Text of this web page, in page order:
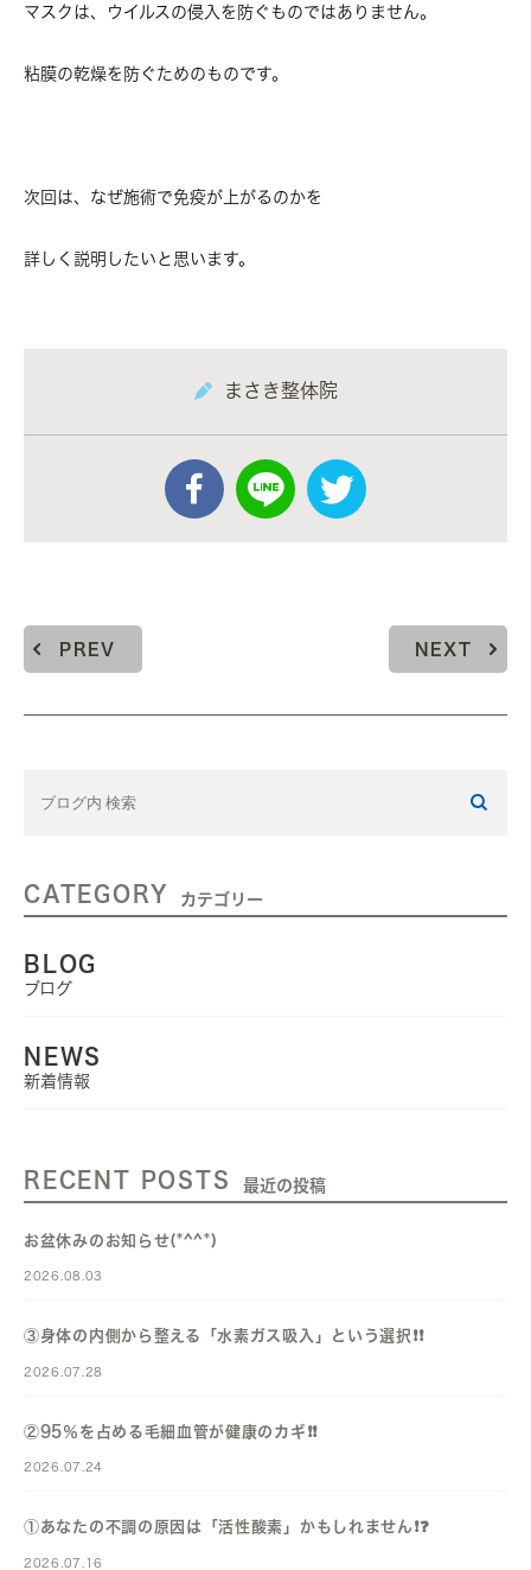
マスクは、ウイルスの侵入を防ぐものではありません。
粘膜の乾燥を防ぐためのものです。
次回は、なぜ施術で免疫が上がるのかを
詳しく説明したいと思います。
まさき整体院
PREV NEXT
CATEGORY カテゴリー
BLOG
ブログ
NEWS
新着情報
RECENT POSTS 最近の投稿
お盆休みのお知らせ(*^^*)
2026.08.03
③身体の内側から整える「水素ガス吸入」という選択❗️❗️
2026.07.28
②95％を占める毛細血管が健康のカギ❗️❗️
2026.07.24
①あなたの不調の原因は「活性酸素」かもしれません❗️❓️
2026.07.16